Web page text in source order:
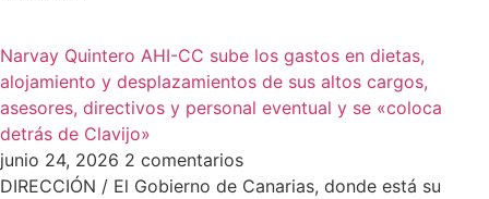
Narvay Quintero AHI-CC sube los gastos en dietas,
alojamiento y desplazamientos de sus altos cargos,
asesores, directivos y personal eventual y se «coloca
detrás de Clavijo»
junio 24, 2026 2 comentarios
DIRECCIÓN / El Gobierno de Canarias, donde está su